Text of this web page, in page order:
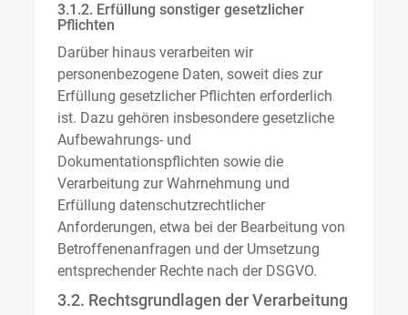
3.1.2. Erfüllung sonstiger gesetzlicher
Pflichten
Darüber hinaus verarbeiten wir
personenbezogene Daten, soweit dies zur
Erfüllung gesetzlicher Pflichten erforderlich
ist. Dazu gehören insbesondere gesetzliche
Aufbewahrungs- und
Dokumentationspflichten sowie die
Verarbeitung zur Wahrnehmung und
Erfüllung datenschutzrechtlicher
Anforderungen, etwa bei der Bearbeitung von
Betroffenenanfragen und der Umsetzung
entsprechender Rechte nach der DSGVO.
3.2. Rechtsgrundlagen der Verarbeitung